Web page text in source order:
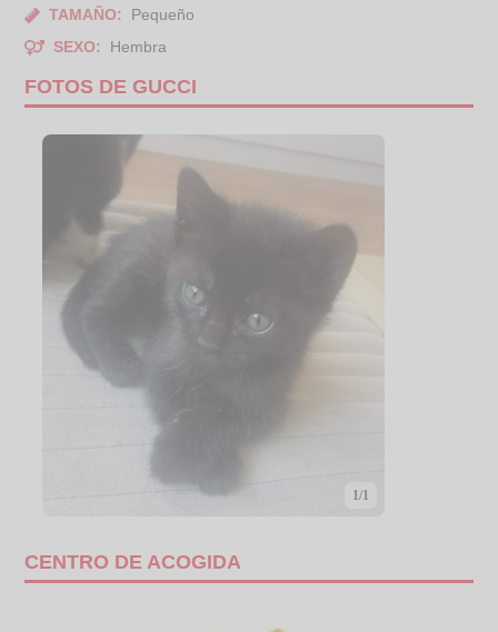
TAMAÑO:
Pequeño
SEXO:
Hembra
FOTOS DE GUCCI
1/1
CENTRO DE ACOGIDA